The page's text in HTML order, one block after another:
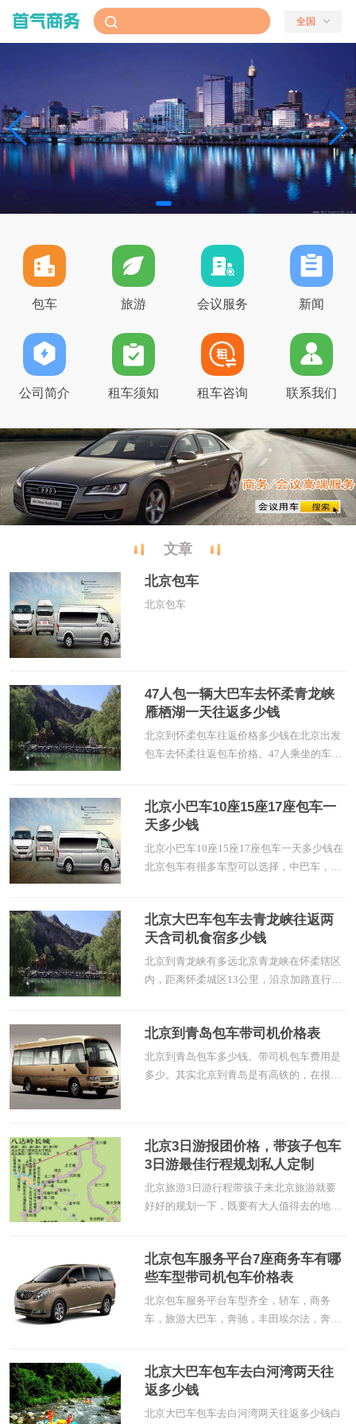
全国
包车 旅游 会议服务 新闻
公司简介 租车须知 租车咨询 联系我们
文章
北京包车
北京包车
47人包一辆大巴车去怀柔青龙峡
雁栖湖一天往返多少钱
北京到怀柔包车往返价格多少钱在北京出发
包车去怀柔往返包车价格。47人乘坐的车型
选择车型空出几个座位显得非常宽敞，青龙
峡位于怀柔区大水峪村北500米，是一处难
得避暑胜地，内有古长城，水上项目，蹦极
等可以选择。怀柔一日游大巴车包车价格
北京小巴车10座15座17座包车一
天多少钱
北京小巴车10座15座17座包车一天多少钱在
北京包车有很多车型可以选择，中巴车，小
包车市场很受欢迎。适用于小的团队出行，
人数8-15人都可以选择。这款车型正好弥补
了商务车和考斯特之间的空缺。商务车最多
可以乘坐6人，考斯特可以乘坐18人，但
北京大巴车包车去青龙峡往返两
天含司机食宿多少钱
北京到青龙峡有多远北京青龙峡在怀柔辖区
内，距离怀柔城区13公里，沿京加路直行往
是走京承高速，直行到14出口下高速。然后
沿左侧道路进入京密高架路。走高架路到京
加路出口，也可以沿京密高架路一直走到尽
北京到青岛包车带司机价格表
北京到青岛包车多少钱。带司机包车费用是
多少。其实北京到青岛是有高铁的，在很多
铁非常便捷。到达目的地后的用车就显得不
那么随意了。这样的话还是包车最好，因为
还有许多的景点需要用到车。北京到青
北京3日游报团价格，带孩子包车
3日游最佳行程规划私人定制
北京旅游3日游行程带孩子来北京旅游就要
好好的规划一下，既要有大人值得去的地
趣与大人不同。孩子兴趣和年龄段有很大关
系。10岁以下的孩子主要考虑天文馆，科技
馆，自然博物馆，国家博物馆等这些景观，
既可以游玩又可以增加知识。大一些的孩子
北京包车服务平台7座商务车有哪
些车型带司机包车价格表
北京包车服务平台车型齐全，轿车，商务
车，旅游大巴车，奔驰，丰田埃尔法，奔驰
埃尔法这几款车型。7座商务车在市场的应
用非常广泛。像北京首都机场接送，会议会
展服务用车，公司通勤班车等用车需求。弥
北京大巴车包车去白河湾两天往
返多少钱
北京大巴车包车去白河湾两天往返多少钱白